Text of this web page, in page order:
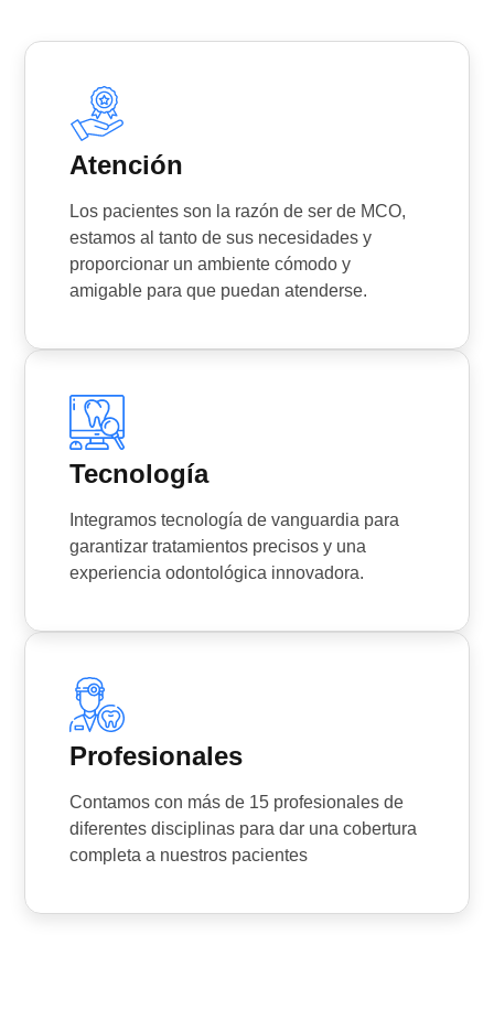
Atención
Los pacientes son la razón de ser de MCO,
estamos al tanto de sus necesidades y
proporcionar un ambiente cómodo y
amigable para que puedan atenderse.
Tecnología
Integramos tecnología de vanguardia para
garantizar tratamientos precisos y una
experiencia odontológica innovadora.
Profesionales
Contamos con más de 15 profesionales de
diferentes disciplinas para dar una cobertura
completa a nuestros pacientes